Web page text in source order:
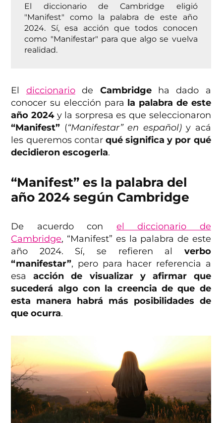
El diccionario de Cambridge eligió
"Manifest" como la palabra de este año
2024. Sí, esa acción que todos conocen
como "Manifestar" para que algo se vuelva
realidad.
El diccionariode Cambridgeha dado a
conocer su elección para la palabra de este
año 2024y la sorpresa es que seleccionaron
“Manifest” (“Manifestar” en español)y acá
les queremos contar qué significa y por qué
decidieron escogerla.
“Manifest” es la palabra del
año 2024 según Cambridge
De acuerdo con el diccionario de
Cambridge, “Manifest” es la palabra de este
año 2024. Sí, se refieren al verbo
“manifestar”, pero para hacer referencia a
esaacción de visualizar y afirmar que
sucederá algo con la creencia de que de
esta manera habrá más posibilidades de
que ocurra.